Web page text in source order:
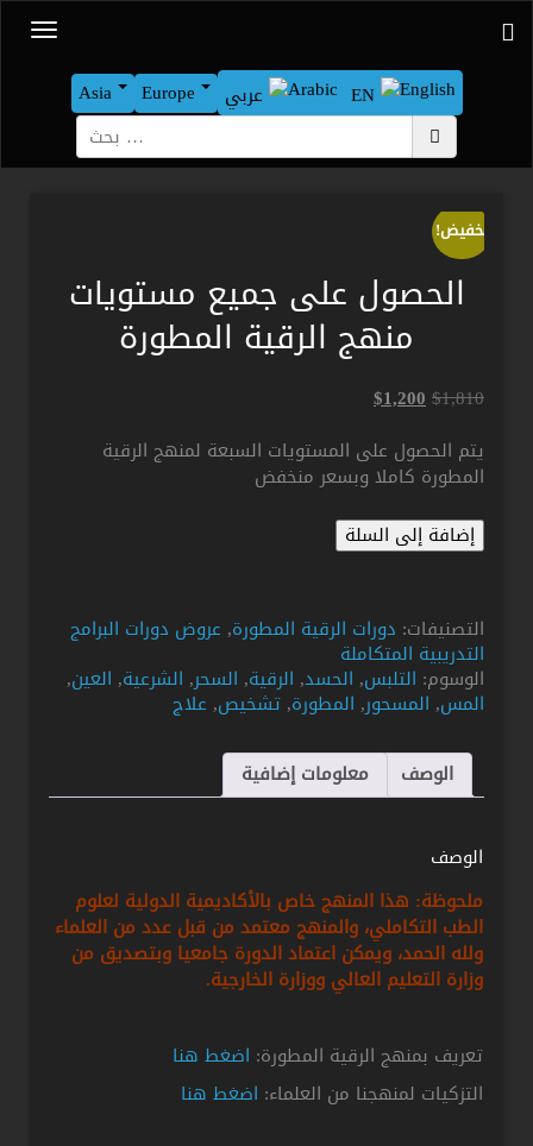
Asia Europe EN
بحث
تخفيض!
الحصول على جميع مستويات
منهج الرقية المطورة
$1,810 السعر
هو:
$1,810.
$1,200 السعر
هو:
$1,200.
يتم الحصول على المستويات السبعة لمنهج الرقية
المطورة كاملا وبسعر منخفض
كمية
الحصول
مستويات
منهج
الرقية
المطورة
إضافة إلى السلة
التصنيفات: دورات الرقية المطورة, عروض دورات البرامج
التدريبية المتكاملة
الوسوم: التلبس, الحسد, الرقية, السحر, الشرعية, العين,
المس, المسحور, المطورة, تشخيص, علاج
الوصف معلومات إضافية
الوصف
ملحوظة: هذا المنهج خاص بالأكاديمية الدولية لعلوم
الطب التكاملي، والمنهج معتمد من قبل عدد من العلماء
ولله الحمد، ويمكن اعتماد الدورة جامعيا وبتصديق من
وزارة التعليم العالي ووزارة الخارجية.
تعريف بمنهج الرقية المطورة: اضغط هنا
التزكيات لمنهجنا من العلماء: اضغط هنا